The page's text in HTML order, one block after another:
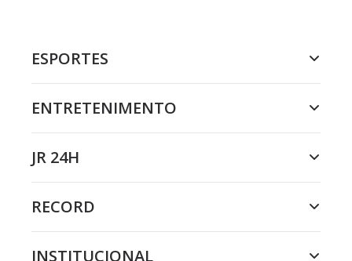
ESPORTES
ENTRETENIMENTO
JR 24H
RECORD
INSTITUCIONAL